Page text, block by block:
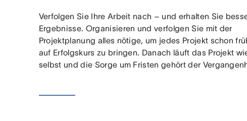
Verfolgen Sie Ihre Arbeit nach – und erhalten Sie
Ergebnisse. Organisieren und verfolgen Sie mit der
Projektplanung alles nötige, um jedes Projekt schon
auf Erfolgskurs zu bringen. Danach läuft das Projekt
selbst und die Sorge um Fristen gehört der